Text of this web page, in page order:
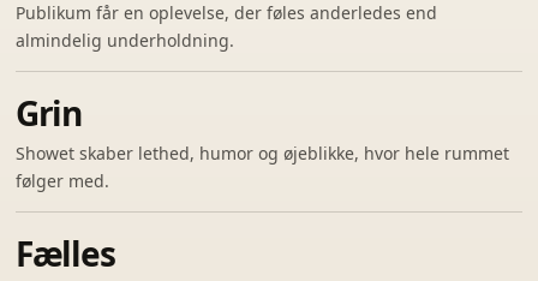
Publikum får en oplevelse, der føles anderledes end
almindelig underholdning.
Grin
Showet skaber lethed, humor og øjeblikke, hvor hele rummet
følger med.
Fælles